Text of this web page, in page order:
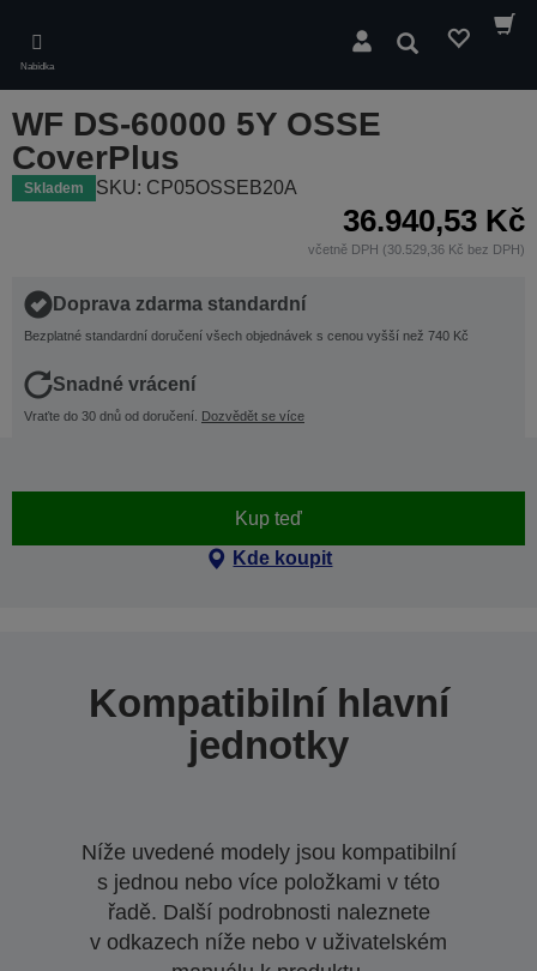
main
content
Nabídka
Hledat
WF DS-60000 5Y OSSE
CoverPlus
Skladem SKU: CP05OSSEB20A
36.940,53 Kč
včetně DPH (30.529,36 Kč bez DPH)
Doprava zdarma standardní
Bezplatné standardní doručení všech objednávek s cenou vyšší než 740 Kč
Snadné vrácení
Vraťte do 30 dnů od doručení. Dozvědět se více
Kup teď
Kde koupit
Kompatibilní hlavní
jednotky
Níže uvedené modely jsou kompatibilní
s jednou nebo více položkami v této
řadě. Další podrobnosti naleznete
v odkazech níže nebo v uživatelském